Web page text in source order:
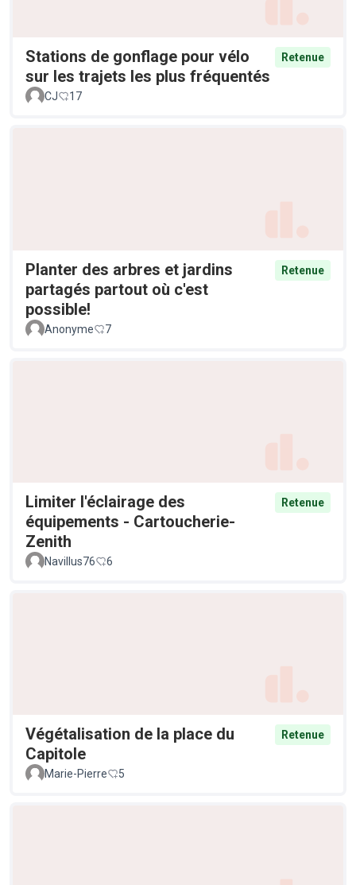
Stations de gonflage pour vélo
sur les trajets les plus fréquentés
Retenue
CJ 17
Planter des arbres et jardins
partagés partout où c'est
possible!
Retenue
Anonyme 7
Limiter l'éclairage des
équipements - Cartoucherie-
Zenith
Retenue
Navillus76 6
Végétalisation de la place du
Capitole
Retenue
Marie-Pierre 5